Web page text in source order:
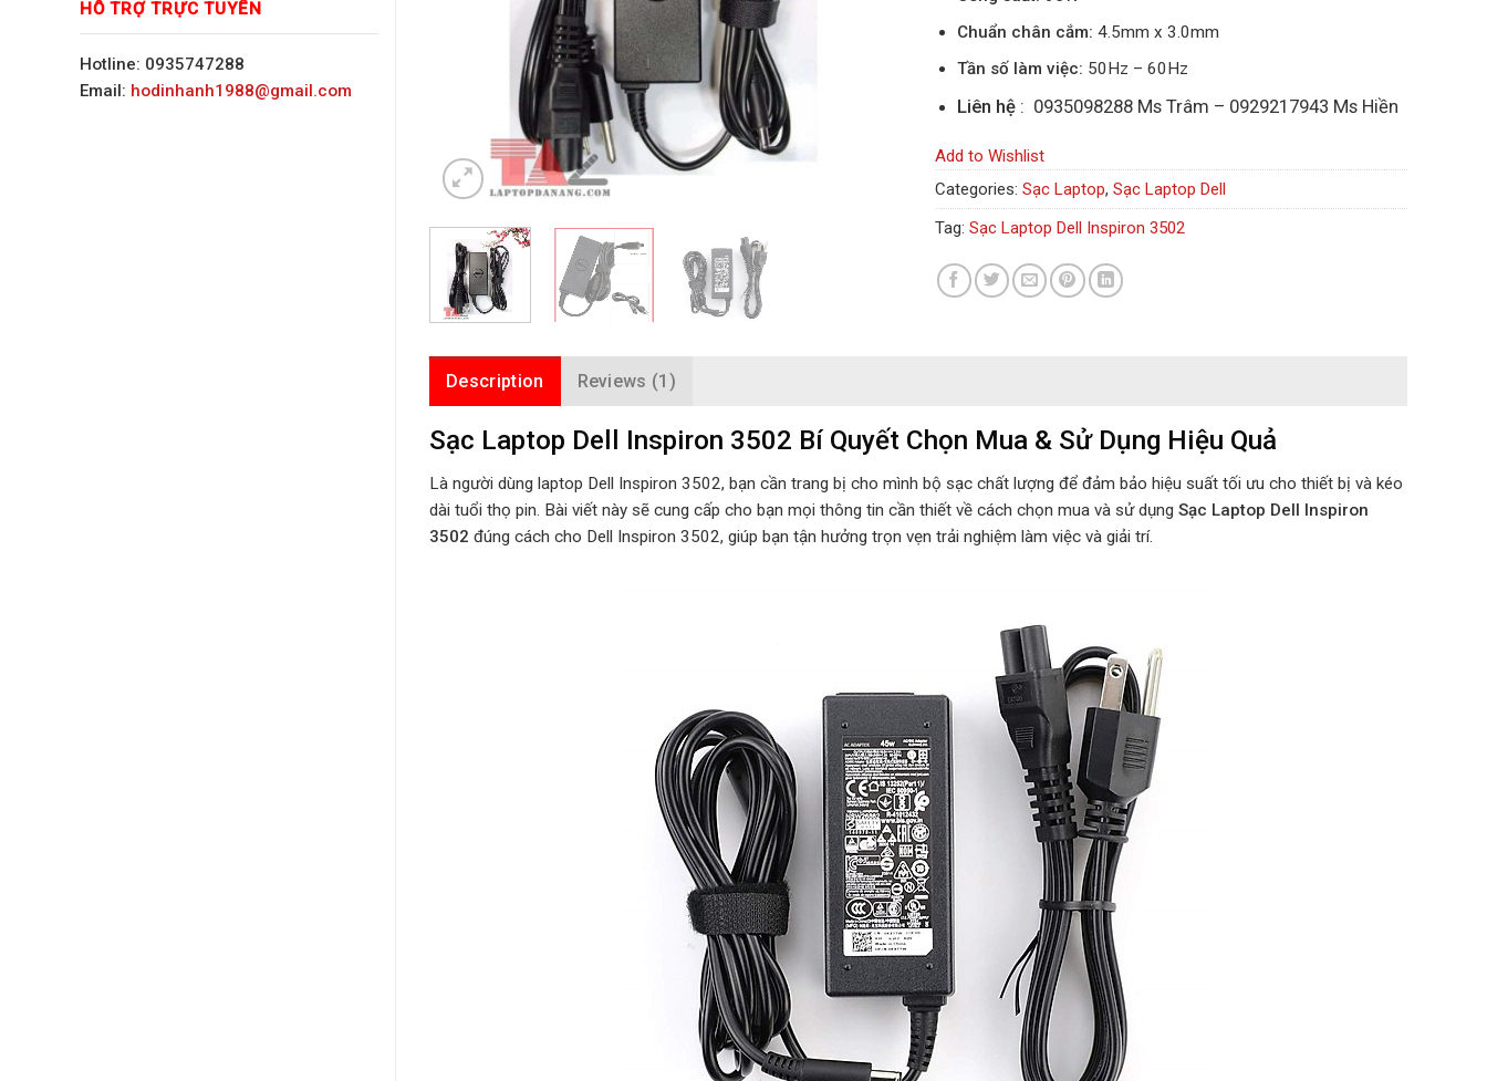
HỖ TRỢ TRỰC TUYẾN
Hotline: 0935747288
Email: hodinhanh1988@gmail.com
Chuẩn chân cắm: 4.5mm x 3.0mm
Tần số làm việc: 50Hz – 60Hz
Liên hệ: 0935098288 Ms Trâm – 0929217943 Ms Hiền
Add to Wishlist
Categories: Sạc Laptop, Sạc Laptop Dell
Tag: Sạc Laptop Dell Inspiron 3502
Description Reviews (1)
Sạc Laptop Dell Inspiron 3502 Bí Quyết Chọn Mua & Sử Dụng Hiệu Quả
Là người dùng laptop Dell Inspiron 3502, bạn cần trang bị cho mình bộ sạc chất lượng để đảm bảo hiệu suất tối ưu cho thiết bị và kéo
dài tuổi thọ pin. Bài viết này sẽ cung cấp cho bạn mọi thông tin cần thiết về cách chọn mua và sử dụng Sạc Laptop Dell Inspiron
3502 đúng cách cho Dell Inspiron 3502, giúp bạn tận hưởng trọn vẹn trải nghiệm làm việc và giải trí.